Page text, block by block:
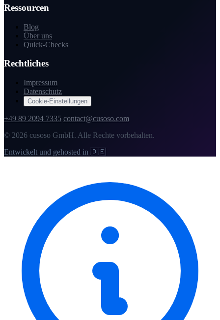
Ressourcen
Blog
Über uns
Quick-Checks
Rechtliches
Impressum
Datenschutz
Cookie-Einstellungen
+49 89 2094 7335 contact@cusoso.com
© 2026 cusoso GmbH. Alle Rechte vorbehalten.
Entwickelt und gehosted in 🇩🇪